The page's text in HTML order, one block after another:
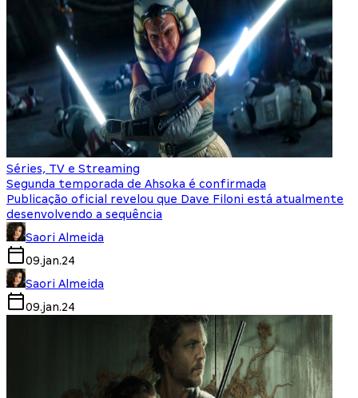
Séries, TV e Streaming
Segunda temporada de Ahsoka é confirmada
Publicação oficial revelou que Dave Filoni está atualmente
desenvolvendo a sequência
Saori Almeida
09.jan.24
Saori Almeida
09.jan.24